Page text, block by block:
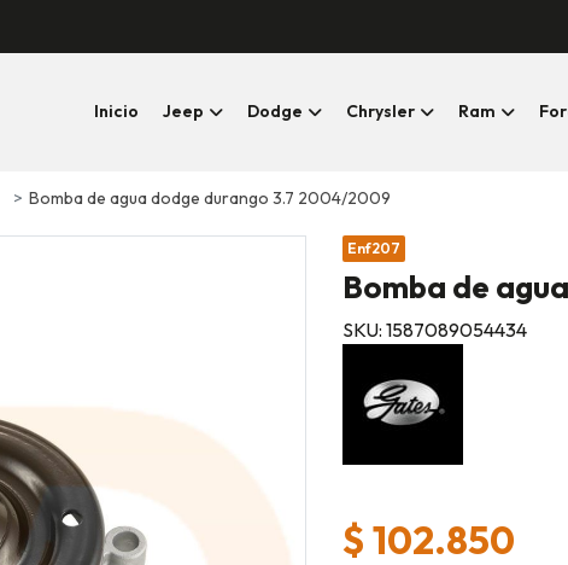
Inicio Jeep Dodge Chrysler Ram
Bomba de agua dodge durango 3.7 2004/2009
Enf207
Bomba de
SKU: 1587089054434
$ 102.850